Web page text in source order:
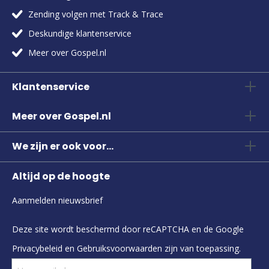
Zending volgen met Track & Trace
Deskundige klantenservice
Meer over Gospel.nl
Klantenservice
Meer over Gospel.nl
We zijn er ook voor...
Altijd op de hoogte
Aanmelden nieuwsbrief
Deze site wordt beschermd door reCAPTCHA en de Google
Privacybeleid en Gebruiksvoorwaarden zijn van toepassing.